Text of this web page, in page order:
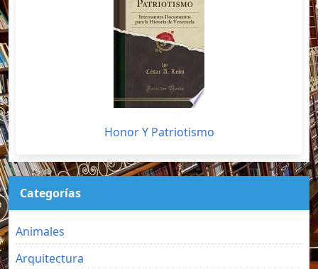
Honor Y Patriotismo
Categorías
Animales
Arquitectura